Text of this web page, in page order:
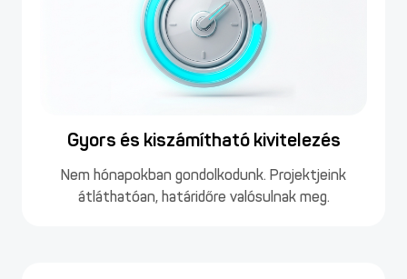
Gyors és kiszámítható kivitelezés
Nem hónapokban gondolkodunk. Projektjeink
átláthatóan, határidőre valósulnak meg.